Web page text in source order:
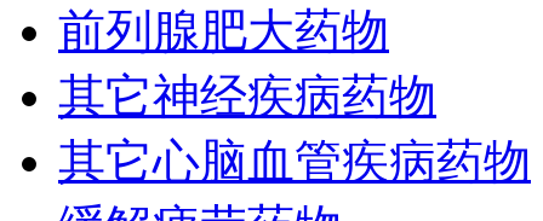
前列腺肥大药物
其它神经疾病药物
其它心脑血管疾病药物